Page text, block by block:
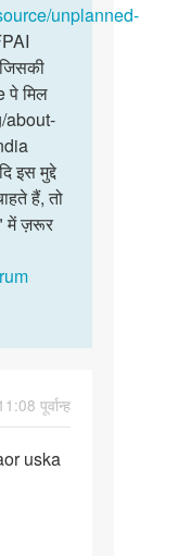
unplanned-
पे मिल
about-
इस मुद्दे
हैं, तो
में ज़रूर
पूर्वान्ह
uska